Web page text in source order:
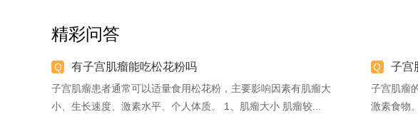
精彩问答
有子宫肌瘤能吃松花粉吗
子宫肌瘤患者通常可以适量食用松花粉，主要影响因素有肌瘤大
小、生长速度、激素水平、个人体质。 1、肌瘤大小 肌瘤较...
子宫
子宫肌瘤
激素食物